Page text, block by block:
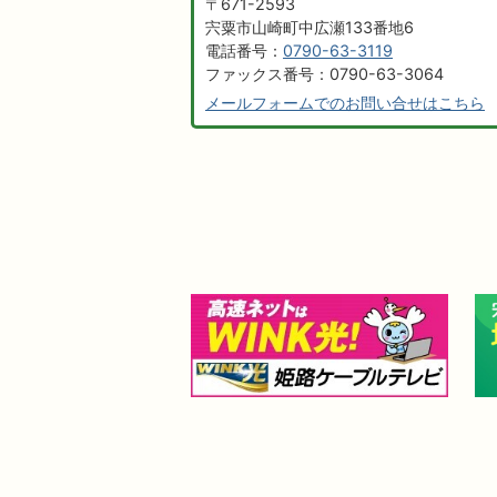
〒671-2593
宍粟市山崎町中広瀬133番地6
電話番号： 0790-63-3119
ファックス番号：0790-63-3064
メールフォームでのお問い合せはこちら